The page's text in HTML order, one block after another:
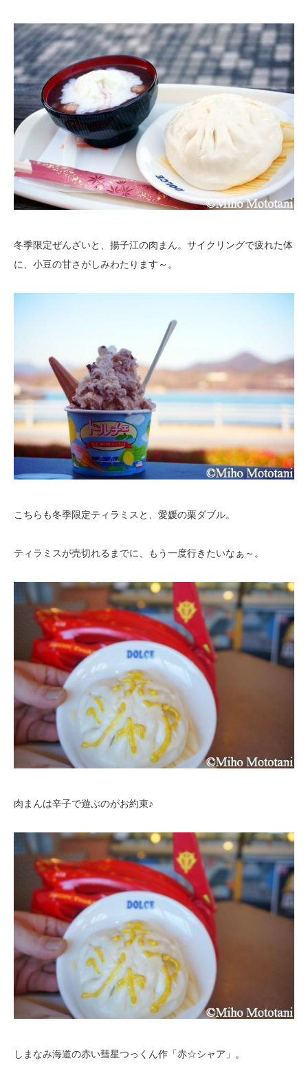
冬季限定ぜんざいと、揚子江の肉まん。サイクリングで疲れた体
に、小豆の甘さがしみわたります～。
こちらも冬季限定ティラミスと、愛媛の栗ダブル。
ティラミスが売切れるまでに、もう一度行きたいなぁ～。
肉まんは辛子で遊ぶのがお約束♪
しまなみ海道の赤い彗星つっくん作「赤☆シャア」。